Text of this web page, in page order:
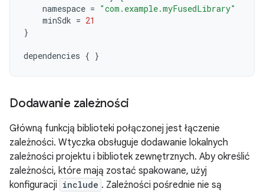
namespace = "com.example.myFusedLibrary"
minSdk = 21
}
dependencies { }
Dodawanie zależności
Główną funkcją biblioteki połączonej jest łączenie
zależności. Wtyczka obsługuje dodawanie lokalnych
zależności projektu i bibliotek zewnętrznych. Aby określić
zależności, które mają zostać spakowane, użyj
konfiguracji include . Zależności pośrednie nie są